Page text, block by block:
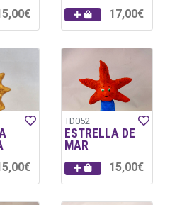
17,00€
TD052
ESTRELLA DE
MAR
15,00€